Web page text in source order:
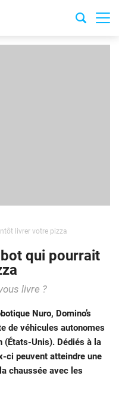
livrer votre pizza
qui pourrait
livre ?
Nuro, Domino’s
de véhicules autonomes
(États-Unis). Dédiés à la
ci peuvent atteindre une
chaussée avec les